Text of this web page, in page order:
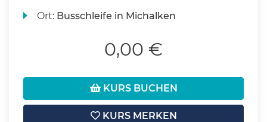
Ort: Busschleife in Michalken
0,00 €
KURS BUCHEN
KURS MERKEN